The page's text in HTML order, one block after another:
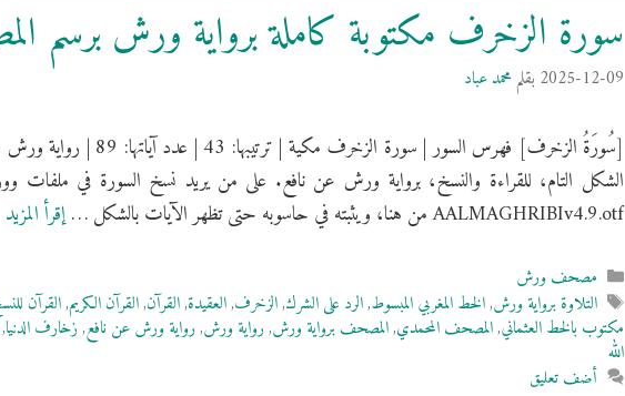
سورة الزخرف مكتوبة كاملة برواية ورش برسم
2025-12-09 بقلممحمد عباد
[سُورَةُ الزخرف] فهرس السور |
الشكل التام، للقراءة والنسخ، برواية ورش عن نافع. على من يريد نسخ السورة في ملفات
AALMAGHRIBIv4.9.otf من هنا، ويثبته في حاسوبه حتى تظهر الآيات بالشكل …
إقرأ المزيد
التصنيفات
مصحف ورش
الوسوم
التلاوة برواية ورش,الخط المغربي المبسوط,الرد على الشرك,الزخرف,العقيدة,القرآن,القرآن الكريم,القرآن
مكتوب بالخط العثماني,المصحف المحمدي,المصحف برواية ورش,رواية ورش,رواية ورش عن نافع,زخارف الدنيا,
الله
أضف تعليق